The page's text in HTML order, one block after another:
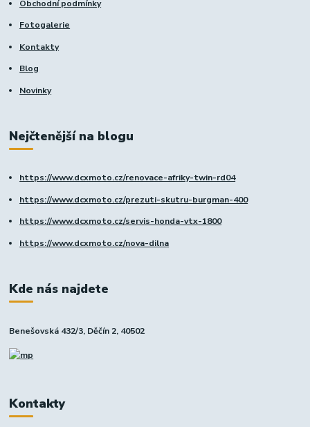
Obchodní podmínky
Fotogalerie
Kontakty
Blog
Novinky
Nejčtenější na blogu
https://www.dcxmoto.cz/renovace-afriky-twin-rd04
https://www.dcxmoto.cz/prezuti-skutru-burgman-400
https://www.dcxmoto.cz/servis-honda-vtx-1800
https://www.dcxmoto.cz/nova-dilna
Kde nás najdete
Benešovská 432/3, Děčín 2, 40502
Kontakty